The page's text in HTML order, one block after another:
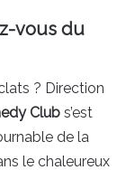
vous du
? Direction
Club s’est
de la
le chaleureux